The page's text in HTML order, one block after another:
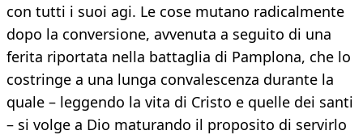
con tutti i suoi agi. Le cose mutano radicalmente
dopo la conversione, avvenuta a seguito di una
ferita riportata nella battaglia di Pamplona, che lo
costringe a una lunga convalescenza durante la
quale – leggendo la vita di Cristo e quelle dei santi
– si volge a Dio maturando il proposito di servirlo